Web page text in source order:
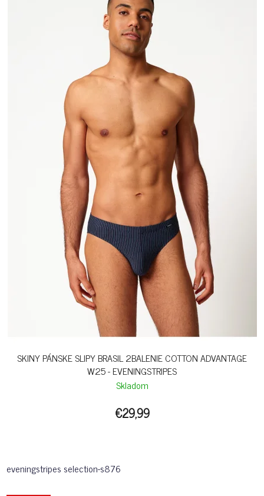
SKINY PÁNSKE SLIPY BRASIL 2BALENIE COTTON ADVANTAGE
W25 - EVENINGSTRIPES
Skladom
€29,99
eveningstripes selection-s876